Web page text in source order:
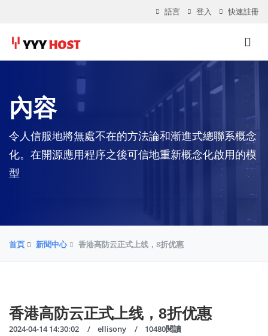
語言 登入 快速註冊
內容
令人信服地將無處不在的方法論和漸進式總聯系概念
化。在開源應用程序之後可信地重新概念化啟用的模
型
首頁 新聞中心 香港高防云正式上线，8折优惠
香港高防云正式上线，8折优惠
2024-04-14 14:30:02 ellisony 10480閱讀